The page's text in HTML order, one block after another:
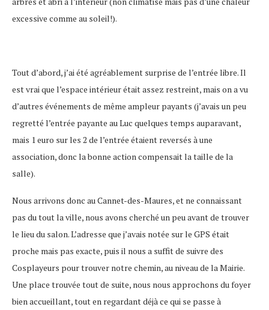
excessive comme au soleil!).
Tout d’abord, j’ai été agréablement surprise de l’entrée libre. Il
est vrai que l’espace intérieur était assez restreint, mais on a vu
d’autres événements de même ampleur payants (j’avais un peu
regretté l’entrée payante au Luc quelques temps auparavant,
mais 1 euro sur les 2 de l’entrée étaient reversés à une
association, donc la bonne action compensait la taille de la
salle).
Nous arrivons donc au Cannet-des-Maures, et ne connaissant
pas du tout la ville, nous avons cherché un peu avant de trouver
le lieu du salon. L’adresse que j’avais notée sur le GPS était
proche mais pas exacte, puis il nous a suffit de suivre des
Cosplayeurs pour trouver notre chemin, au niveau de la Mairie.
Une place trouvée tout de suite, nous nous approchons du foyer
bien accueillant, tout en regardant déjà ce qui se passe à